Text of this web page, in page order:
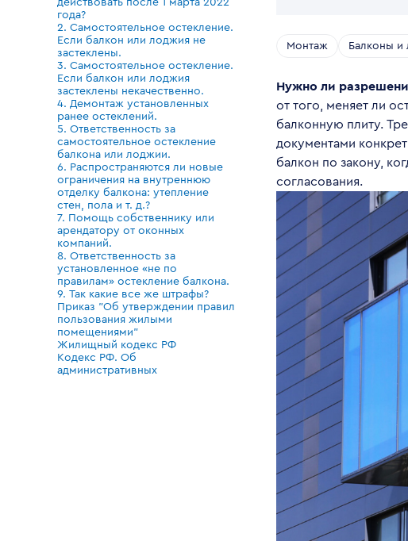
действовать после 1 марта 2022
года?
2. Самостоятельное остекление.
Если балкон или лоджия не
застеклены.
3. Самостоятельное остекление.
Если балкон или лоджия
застеклены некачественно.
4. Демонтаж установленных
ранее остеклений.
5. Ответственность за
самостоятельное остекление
балкона или лоджии.
6. Распространяются ли новые
ограничения на внутреннюю
отделку балкона: утепление
стен, пола и т. д.?
7. Помощь собственнику или
арендатору от оконных
компаний.
8. Ответственность за
установленное «не по
правилам» остекление балкона.
9. Так какие все же штрафы?
Приказ "Об утверждении правил
пользования жилыми
помещениями"
Жилищный кодекс РФ
Кодекс РФ. Об
административных
Монтаж Балконы и
Нужно ли
от того, меняет ли
балконную плиту.
документами
балкон по закону,
согласования.